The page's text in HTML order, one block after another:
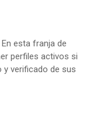
En esta franja de
perfiles activos si
verificado de sus